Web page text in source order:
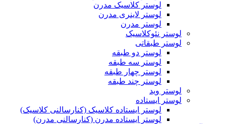
لوستر کلاسیک مدرن
لوستر لاینری مدرن
لوستر مدرن
لوستر نئوکلاسیک
لوستر طبقاتی
لوستر دو طبقه
لوستر سه طبقه
لوستر چهار طبقه
لوستر چند طبقه
لوستر وید
لوستر ایستاده
لوستر ایستاده کلاسیک (کنارسالنی کلاسیک)
لوستر ایستاده مدرن (کنارسالنی مدرن)